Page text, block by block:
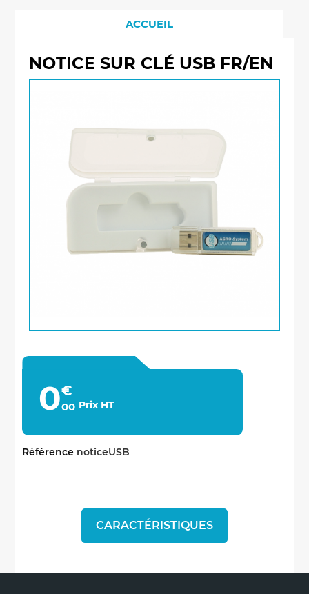
ACCUEIL
NOTICE SUR CLÉ USB FR/EN
CARACTÉRISTIQUES
0€
00 Prix HT
Référence noticeUSB
sur votre prochaine commande en vous inscrivant
Non merci